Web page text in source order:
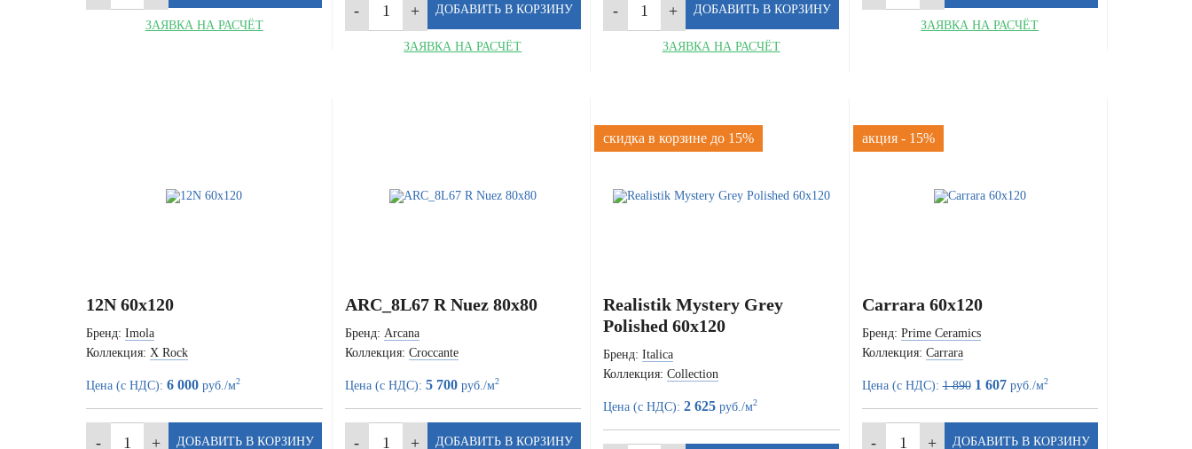
ЗАЯВКА НА РАСЧЁТ
ЗАЯВКА НА РАСЧЁТ ЗАЯВКА НА РАСЧЁТ
ЗАЯВКА НА РАСЧЁТ
12N 60x120
Бренд: Imola
Коллекция: X Rock
Цена (с НДС): 6 000 руб./м2
ARC_8L67 R Nuez 80x80
Бренд: Arcana
Коллекция: Croccante
Цена (с НДС): 5 700руб./м2
скидка в корзине до 15%
Realistik Mystery Grey
Polished 60x120
Бренд: Italica
Коллекция: Collection
Цена (с НДС): 2 625 руб./м2
акция - 15%
Carrara 60x120
Бренд: Prime Ceramics
Коллекция: Carrara
Цена (с НДС):1 890 1 607руб./м2